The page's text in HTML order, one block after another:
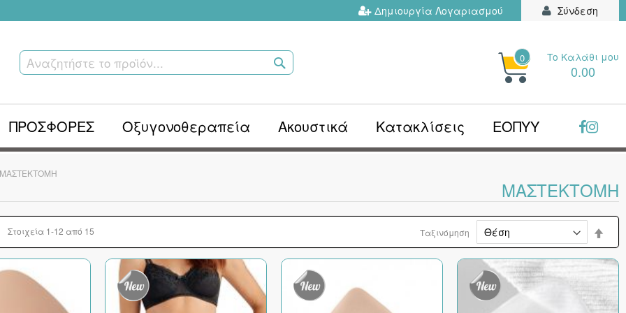
Σύνδεση
Δημιουργία Λογαριασμού
Το Kαλάθι μου
0.00
0
ΠΡΟΣΦΟΡΕΣ Οξυγονοθεραπεία Ακουστικά Κατακλίσεις ΕΟΠΥΥ
ΜΑΣΤΕΚΤΟΜΉ
ΜΑΣΤΕΚΤΟΜΉ
Στοιχεία 1-12 από 15 Ταξινόμηση